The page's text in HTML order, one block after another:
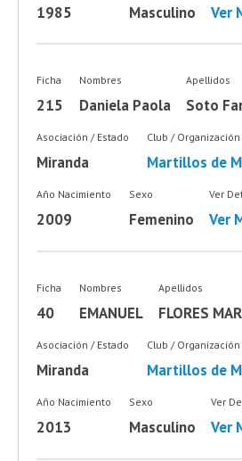
1985 Masculino Ver
Ficha
215
Nombres
Daniela Paola
Apellidos
Soto
Asociación / Estado
Miranda
Club / Organización
Martillos de
Año Nacimiento
2009
Sexo
Femenino
Ver
Ver
Ficha
40
Nombres
EMANUEL
Apellidos
FLORES
Asociación / Estado
Miranda
Club / Organización
Martillos de
Año Nacimiento
2013
Sexo
Masculino
Ver
Ver